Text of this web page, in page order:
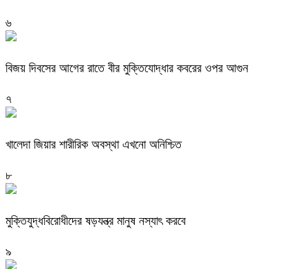
৬
বিজয় দিবসের আগের রাতে বীর মুক্তিযোদ্ধার কবরের ওপর আগুন
৭
খালেদা জিয়ার শারীরিক অবস্থা এখনো অনিশ্চিত
৮
মুক্তিযুদ্ধবিরোধীদের ষড়যন্ত্র মানুষ নস্যাৎ করবে
৯